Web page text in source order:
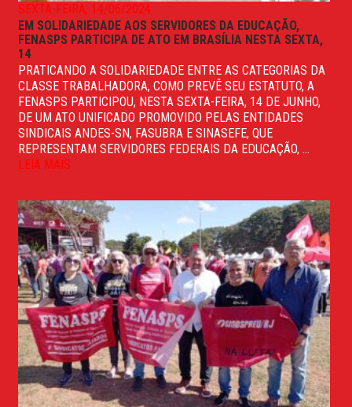
SEXTA-FEIRA, 14/06/2024
EM SOLIDARIEDADE AOS SERVIDORES DA EDUCAÇÃO,
FENASPS PARTICIPA DE ATO EM BRASÍLIA NESTA SEXTA,
14
PRATICANDO A SOLIDARIEDADE ENTRE AS CATEGORIAS DA
CLASSE TRABALHADORA, COMO PREVÊ SEU ESTATUTO, A
FENASPS PARTICIPOU, NESTA SEXTA-FEIRA, 14 DE JUNHO,
DE UM ATO UNIFICADO PROMOVIDO PELAS ENTIDADES
SINDICAIS ANDES-SN, FASUBRA E SINASEFE, QUE
REPRESENTAM SERVIDORES FEDERAIS DA EDUCAÇÃO, ...
LEIA MAIS